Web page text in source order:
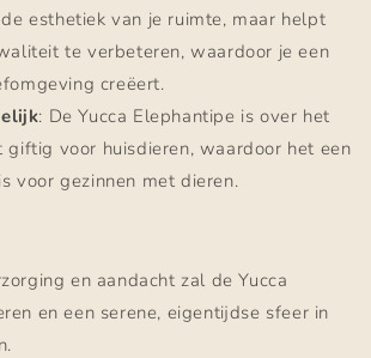
esthetiek van je ruimte, maar helpt
te verbeteren, waardoor je een
creëert.
: De Yucca Elephantipe is over het
giftig voor huisdieren, waardoor het een
voor gezinnen met dieren.
en aandacht zal de Yucca
en een serene, eigentijdse sfeer in